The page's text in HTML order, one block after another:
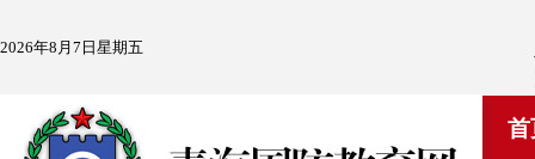
2026年8月7日星期五
首